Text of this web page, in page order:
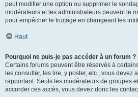
peut modifier une option ou supprimer le
modérateurs et les administrateurs peuvent le
pour empêcher le trucage en changeant les
Haut
Pourquoi ne puis-je pas accéder à un forum ?
Certains forums peuvent être réservés à
les consulter, les lire, y poster, etc., vous devez
rapportant. Seuls les modérateurs de groupes
accorder ces accès, vous devez donc les